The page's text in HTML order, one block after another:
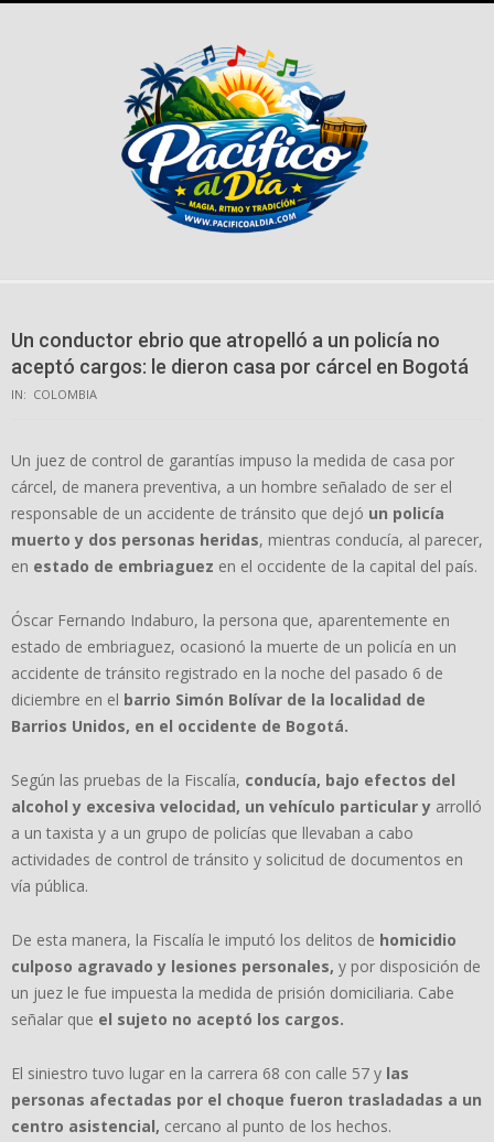
Un conductor ebrio que atropelló a un policía no
aceptó cargos: le dieron casa por cárcel en Bogotá
IN: COLOMBIA
Un juez de control de garantías impuso la medida de casa por
cárcel, de manera preventiva, a un hombre señalado de ser el
responsable de un accidente de tránsito que dejó un policía
muerto y dos personas heridas, mientras conducía, al parecer,
en estado de embriaguez en el occidente de la capital del país.
Óscar Fernando Indaburo, la persona que, aparentemente en
estado de embriaguez, ocasionó la muerte de un policía en un
accidente de tránsito registrado en la noche del pasado 6 de
diciembre en el barrio Simón Bolívar de la localidad de
Barrios Unidos, en el occidente de Bogotá.
Según las pruebas de la Fiscalía, conducía, bajo efectos del
alcohol y excesiva velocidad, un vehículo particular y arrolló
a un taxista y a un grupo de policías que llevaban a cabo
actividades de control de tránsito y solicitud de documentos en
vía pública.
De esta manera, la Fiscalía le imputó los delitos de homicidio
culposo agravado y lesiones personales, y por disposición de
un juez le fue impuesta la medida de prisión domiciliaria. Cabe
señalar que el sujeto no aceptó los cargos.
El siniestro tuvo lugar en la carrera 68 con calle 57 y las
personas afectadas por el choque fueron trasladadas a un
centro asistencial, cercano al punto de los hechos.